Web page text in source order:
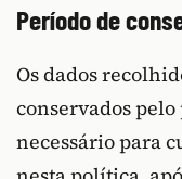
Período de
Os dados
conservados
necessário para